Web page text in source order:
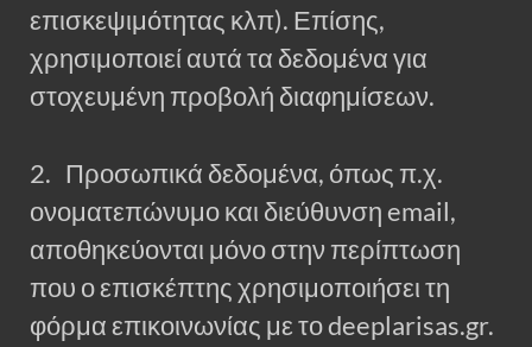
επισκεψιμότητας κλπ). Επίσης,
χρησιμοποιεί αυτά τα δεδομένα για
στοχευμένη προβολή διαφημίσεων.
2. Προσωπικά δεδομένα, όπως π.χ.
ονοματεπώνυμο και διεύθυνση email,
αποθηκεύονται μόνο στην περίπτωση
που ο επισκέπτης χρησιμοποιήσει τη
φόρμα επικοινωνίας με το deeplarisas.gr.